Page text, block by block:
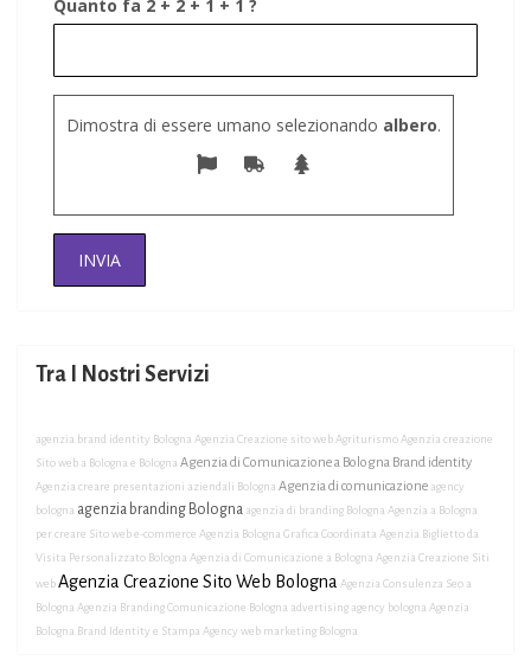
Quanto fa 2 + 2 + 1 + 1 ?
Dimostra di essere umano selezionando albero.
Tra I Nostri Servizi
agenzia brand identity Bologna Agenzia Creazione sito web Agriturismo Agenzia creazione
Sito web a Bologna e Bologna Agenzia di Comunicazione a Bologna Brand identity
Agenzia creare presentazioni aziendali Bologna Agenzia di comunicazione agency
bologna agenzia branding Bologna agenzia di branding Bologna Agenzia a Bologna
per creare Sito web e-commerce Agenzia Bologna Grafica Coordinata Agenzia Biglietto da
Visita Personalizzato Bologna Agenzia di Comunicazione a Bologna Agenzia Creazione Siti
webAgenzia Creazione Sito Web Bologna Agenzia Consulenza Seo a
Bologna Agenzia Branding Comunicazione Bologna advertising agency bologna Agenzia
Bologna Brand Identity e Stampa Agency web marketing Bologna